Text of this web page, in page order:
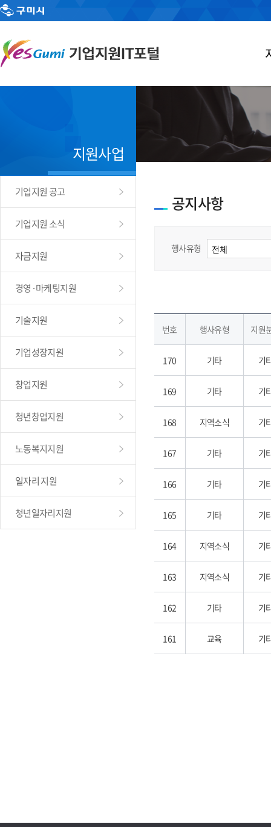
지원사업
기업지원 공고
기업지원 소식
자금지원
경영·마케팅지원
기술지원
기업성장지원
창업지원
청년창업지원
노동복지지원
일자리 지원
청년일자리지원
공지사항
행사유형
번호 행사유형 지원
170 기타 기
169 기타 기
168 지역소식 기
167 기타 기
166 기타 기
165 기타 기
164 지역소식 기
163 지역소식 기
162 기타 기
161 교육 기